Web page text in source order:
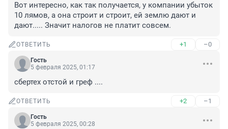
Вот интересно, как так получается, у компании убыток
10 лямов, а она строит и строит, ей землю дают и
дают..... Значит налогов не платит совсем.
ОТВЕТИТЬ +1 –0
Гость
5 февраля 2025, 01:17
сбертех отстой и греф ....
ОТВЕТИТЬ +2 –1
Гость
5 февраля 2025, 00:28